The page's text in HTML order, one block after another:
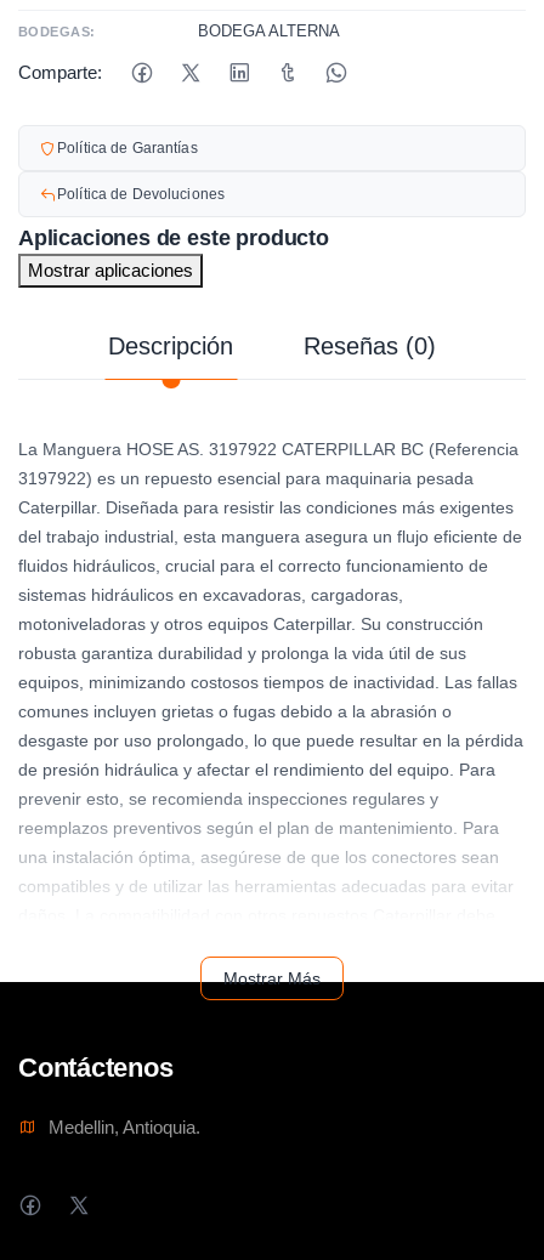
BODEGAS: BODEGA ALTERNA
Comparte:
Política de Garantías
Política de Devoluciones
Aplicaciones de este producto
Mostrar aplicaciones
Descripción Reseñas (0)
La Manguera HOSE AS. 3197922 CATERPILLAR BC (Referencia
3197922) es un repuesto esencial para maquinaria pesada
Caterpillar. Diseñada para resistir las condiciones más exigentes
del trabajo industrial, esta manguera asegura un flujo eficiente de
fluidos hidráulicos, crucial para el correcto funcionamiento de
sistemas hidráulicos en excavadoras, cargadoras,
motoniveladoras y otros equipos Caterpillar. Su construcción
robusta garantiza durabilidad y prolonga la vida útil de sus
equipos, minimizando costosos tiempos de inactividad. Las fallas
comunes incluyen grietas o fugas debido a la abrasión o
desgaste por uso prolongado, lo que puede resultar en la pérdida
de presión hidráulica y afectar el rendimiento del equipo. Para
prevenir esto, se recomienda inspecciones regulares y
reemplazos preventivos según el plan de mantenimiento. Para
una instalación óptima, asegúrese de que los conectores sean
compatibles y de utilizar las herramientas adecuadas para evitar
Recuerde siempre seguir las instrucciones del fabricante.
Mostrar Más
Contáctenos
Medellin, Antioquia.